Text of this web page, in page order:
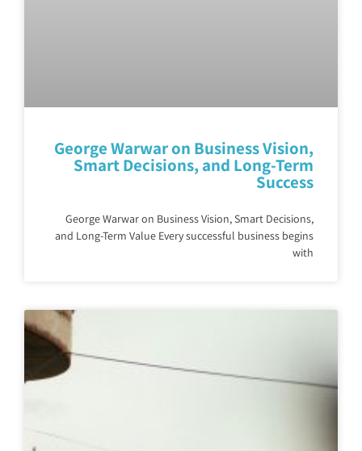
George Warwar on Business Vision,
Smart Decisions, and Long-Term
Success
George Warwar on Business Vision, Smart Decisions,
and Long-Term Value Every successful business begins
with